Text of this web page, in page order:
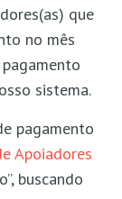
que
no mês
sistema.
pagamento
Apoiadores
buscando